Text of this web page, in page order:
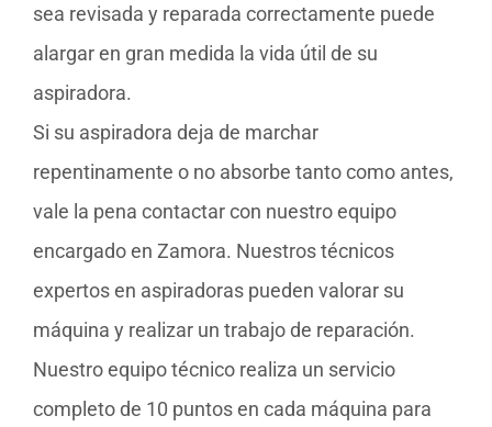
sea revisada y reparada correctamente puede
alargar en gran medida la vida útil de su
aspiradora.
Si su aspiradora deja de marchar
repentinamente o no absorbe tanto como antes,
vale la pena contactar con nuestro equipo
encargado en Zamora. Nuestros técnicos
expertos en aspiradoras pueden valorar su
máquina y realizar un trabajo de reparación.
Nuestro equipo técnico realiza un servicio
completo de 10 puntos en cada máquina para